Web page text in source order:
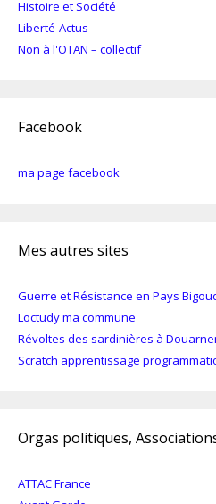
Histoire et Société
Liberté-Actus
Non à l'OTAN – collectif
Facebook
ma page facebook
Mes autres sites
Guerre et Résistance en Pays
Loctudy ma commune
Révoltes des sardinières à
Scratch apprentissage
Orgas politiques,
ATTAC France